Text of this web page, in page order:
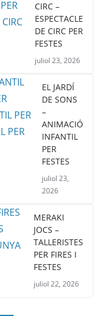
CIRC –
ESPECTACLE
DE CIRC PER
FESTES
juliol 23, 2026
EL JARDÍ
DE SONS
–
ANIMACIÓ
INFANTIL
PER
FESTES
juliol 23,
2026
MERAKI
JOCS –
TALLERISTES
PER FIRES I
FESTES
juliol 22, 2026